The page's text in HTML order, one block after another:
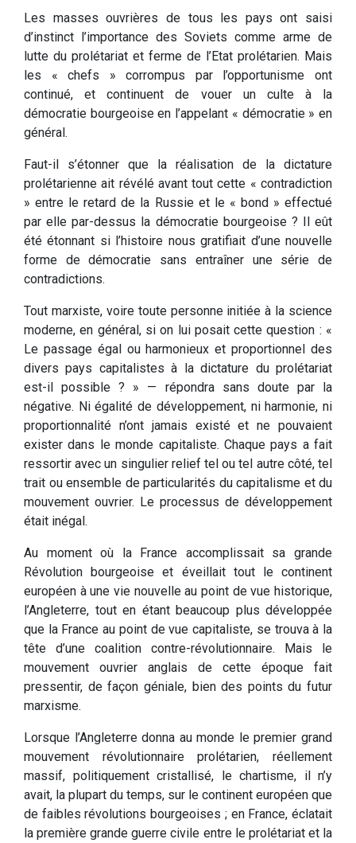
Les masses ouvrières de tous les pays ont saisi
d’instinct l’importance des Soviets comme arme de
lutte du prolétariat et ferme de l’Etat prolétarien. Mais
les « chefs » corrompus par l’opportunisme ont
continué, et continuent de vouer un culte à la
démocratie bourgeoise en l’appelant « démocratie » en
général.
Faut-il s’étonner que la réalisation de la dictature
prolétarienne ait révélé avant tout cette « contradiction
» entre le retard de la Russie et le « bond » effectué
par elle par-dessus la démocratie bourgeoise ? Il eût
été étonnant si l’histoire nous gratifiait d’une nouvelle
forme de démocratie sans entraîner une série de
contradictions.
Tout marxiste, voire toute personne initiée à la science
moderne, en général, si on lui posait cette question : «
Le passage égal ou harmonieux et proportionnel des
divers pays capitalistes à la dictature du prolétariat
est-il possible ? » — répondra sans doute par la
négative. Ni égalité de développement, ni harmonie, ni
proportionnalité n’ont jamais existé et ne pouvaient
exister dans le monde capitaliste. Chaque pays a fait
ressortir avec un singulier relief tel ou tel autre côté, tel
trait ou ensemble de particularités du capitalisme et du
mouvement ouvrier. Le processus de développement
était inégal.
Au moment où la France accomplissait sa grande
Révolution bourgeoise et éveillait tout le continent
européen à une vie nouvelle au point de vue historique,
l’Angleterre, tout en étant beaucoup plus développée
que la France au point de vue capitaliste, se trouva à la
tête d’une coalition contre-révolutionnaire. Mais le
mouvement ouvrier anglais de cette époque fait
pressentir, de façon géniale, bien des points du futur
marxisme.
Lorsque l’Angleterre donna au monde le premier grand
mouvement révolutionnaire prolétarien, réellement
massif, politiquement cristallisé, le chartisme, il n’y
avait, la plupart du temps, sur le continent européen que
de faibles révolutions bourgeoises ; en France, éclatait
la première grande guerre civile entre le prolétariat et la